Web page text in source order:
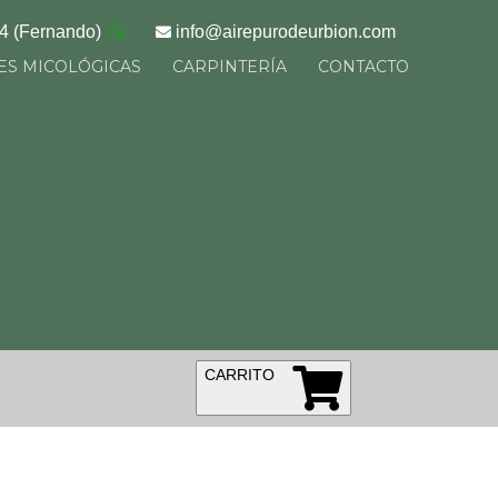
(Fernando) info@airepurodeurbion.com
MICOLÓGICAS CARPINTERÍA CONTACTO
CARRITO